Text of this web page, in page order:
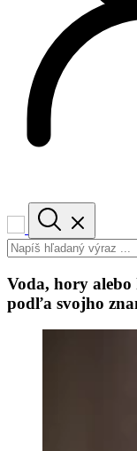
Voda, hory
podľa svojho